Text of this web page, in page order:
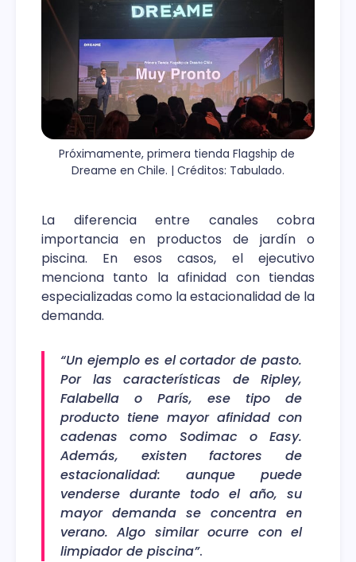
Próximamente, primera tienda Flagship de
Dreame en Chile. | Créditos: Tabulado.
La diferencia entre canales cobra
importancia en productos de jardín o
piscina. En esos casos, el ejecutivo
menciona tanto la afinidad con tiendas
especializadas como la estacionalidad de la
demanda.
“Un ejemplo es el cortador de pasto.
Por las características de Ripley,
Falabella o París, ese tipo de
producto tiene mayor afinidad con
cadenas como Sodimac o Easy.
Además, existen factores de
estacionalidad: aunque puede
venderse durante todo el año, su
mayor demanda se concentra en
verano. Algo similar ocurre con el
limpiador de piscina”.